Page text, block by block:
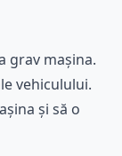
grav mașina.
vehiculului.
și să o